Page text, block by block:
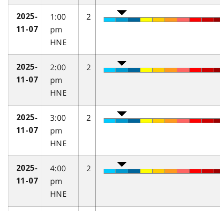
2025-
11-07
1:00
pm
HNE
2
2025-
11-07
2:00
pm
HNE
2
2025-
11-07
3:00
pm
HNE
2
2025-
11-07
4:00
pm
HNE
2